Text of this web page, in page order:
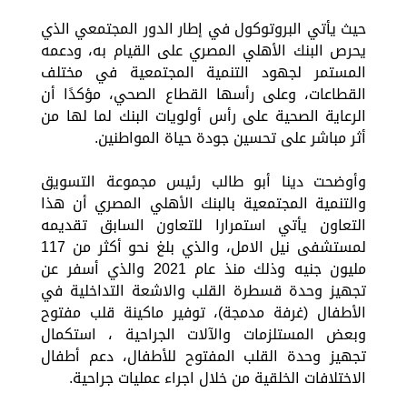
حيث يأتي البروتوكول في إطار الدور المجتمعي الذي
يحرص البنك الأهلي المصري على القيام به، ودعمه
المستمر لجهود التنمية المجتمعية في مختلف
القطاعات، وعلى رأسها القطاع الصحي، مؤكدًا أن
الرعاية الصحية على رأس أولويات البنك لما لها من
أثر مباشر على تحسين جودة حياة المواطنين.
وأوضحت دينا أبو طالب رئيس مجموعة التسويق
والتنمية المجتمعية بالبنك الأهلي المصري أن هذا
التعاون يأتي استمرارا للتعاون السابق تقديمه
لمستشفى نيل الامل، والذي بلغ نحو أكثر من 117
مليون جنيه وذلك منذ عام 2021 والذي أسفر عن
تجهيز وحدة قسطرة القلب والاشعة التداخلية في
الأطفال (غرفة مدمجة)، توفير ماكينة قلب مفتوح
وبعض المستلزمات والآلات الجراحية ، استكمال
تجهيز وحدة القلب المفتوح للأطفال، دعم أطفال
الاختلافات الخلقية من خلال اجراء عمليات جراحية.